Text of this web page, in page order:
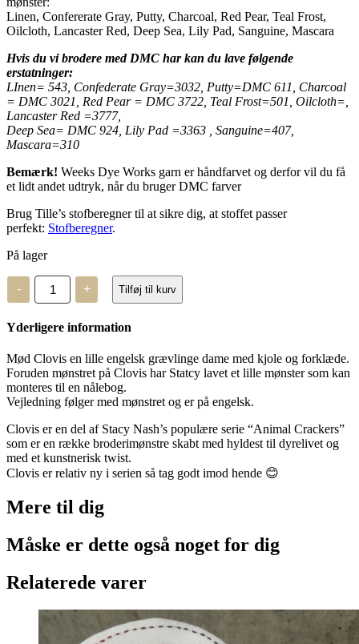
Linen, Confererate Gray, Putty, Charcoal, Red Pear, Teal Frost,
Oilcloth, Lancaster Red, Deep Sea, Lily Pad, Sanguine, Mascara
Hvis du vibrodere med DMC har kan du lave følgende
erstatninger:
LInen= 543, Confederate Gray=3032, Putty=DMC 611, Charcoal
= DMC 3021, Red Pear = DMC 3722, Teal Frost=501, Oilcloth=,
Lancaster Red =3777,
Deep Sea= DMC 924, Lily Pad =3363 , Sanguine=407,
Mascara=310
Bemærk! Weeks Dye Works garn er håndfarvet og derfor vil du få
et lidt andet udtryk, når du bruger DMC farver
Brug Tille’s stofberegner til at sikre dig, at stoffet passer
perfekt: Stofberegner.
På lager
-
Stacy
Nash,
Clovis
Animal
Cracker
mønster
antal
+ Tilføj til kurv
Yderligere information
Mød Clovis en lille engelsk grævlinge dame med kjole og forklæde.
Foruden mønstret på Clovis har Statcy lavet et lille mønster som kan
monteres til en nålebog.
Vejledning følger med mønstret og er på engelsk.
Clovis er en del af Stacy Nash’s populære serie “Animal Crackers”
som er en række broderimønstre skabt med hyldest til dyrelivet og
med et kunstnerisk twist.
Clovis er relativ ny i serien så tag godt imod hende 😊
Mere til dig
Måske er dette også noget for dig
Relaterede varer